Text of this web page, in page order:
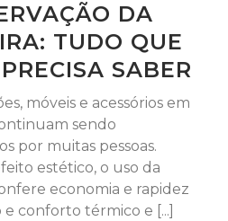
DA
TUDO QUE
SABER
móveis e acessórios em
sendo
por muitas pessoas.
estético, o uso da
economia e rapidez
conforto térmico e [...]